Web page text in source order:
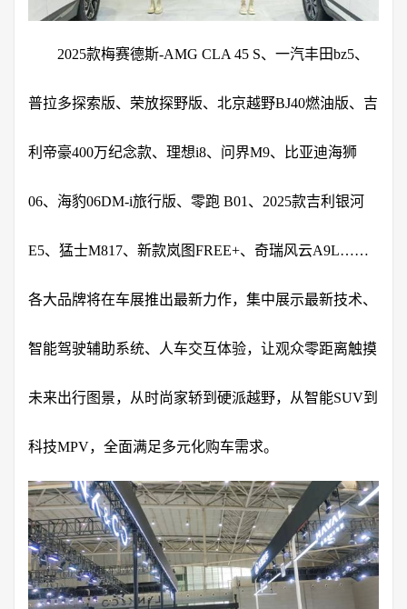
2025款梅赛德斯-AMG CLA 45 S、一汽丰田bz5、
普拉多探索版、荣放探野版、北京越野BJ40燃油版、吉
利帝豪400万纪念款、理想i8、问界M9、比亚迪海狮
06、海豹06DM-i旅行版、零跑 B01、2025款吉利银河
E5、猛士M817、新款岚图FREE+、奇瑞风云A9L……
各大品牌将在车展推出最新力作，集中展示最新技术、
智能驾驶辅助系统、人车交互体验，让观众零距离触摸
未来出行图景，从时尚家轿到硬派越野，从智能SUV到
科技MPV，全面满足多元化购车需求。